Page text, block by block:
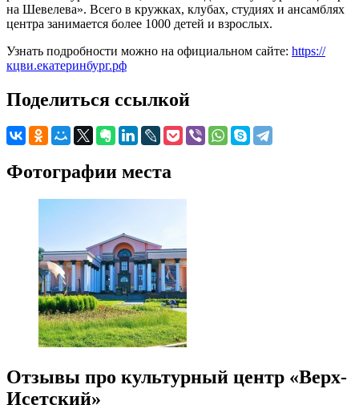
на Шевелева». Всего в кружках, клубах, студиях и ансамблях
центра занимается более 1000 детей и взрослых.
Узнать подробности можно на официальном сайте: https://
кцви.екатеринбург.рф
Поделиться ссылкой
Фотографии места
Отзывы про культурный центр «Верх-
Исетский»